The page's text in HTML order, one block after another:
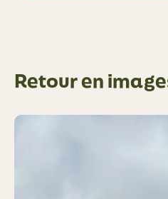
Retour en